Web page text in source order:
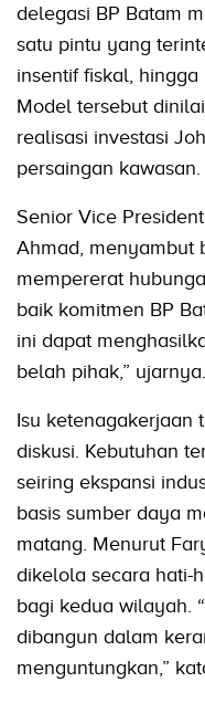
delegasi BP Batam
satu pintu yang
insentif fiskal,
Model tersebut
realisasi investasi
persaingan kawasan.
Senior Vice
Ahmad, menyambut
mempererat
baik komitmen BP
ini dapat
belah pihak,” ujarnya.
Isu ketenagakerjaan
diskusi. Kebutuhan
seiring ekspansi
basis sumber daya
matang. Menurut
dikelola secara hati-
bagi kedua wilayah.
dibangun dalam
menguntungkan,”